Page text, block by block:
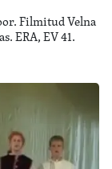
Filmitud Velna
ERA, EV 41.